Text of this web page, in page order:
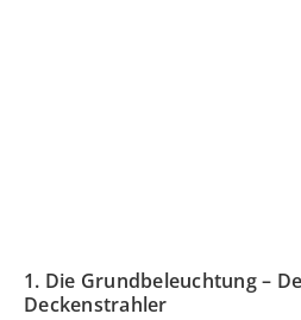
1. Die Grundbeleuchtung –
Deckenstrahler